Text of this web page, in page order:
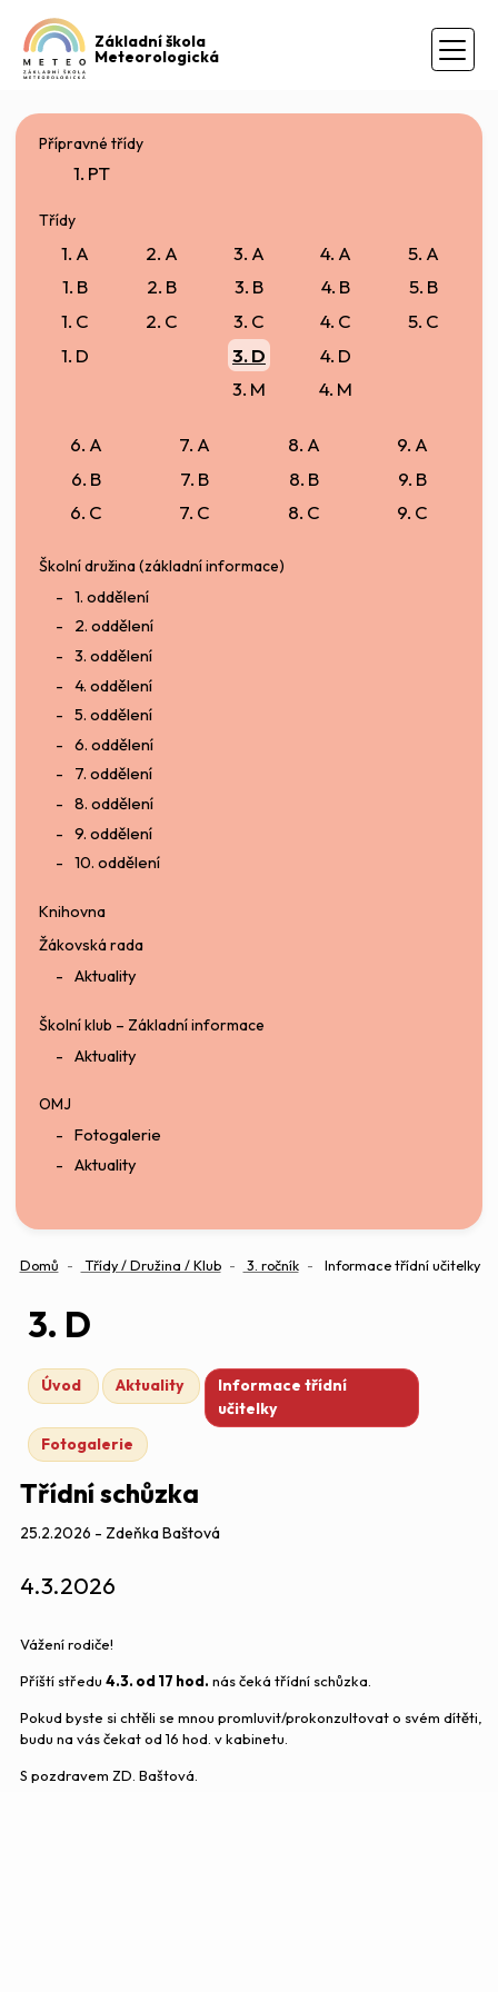
Základní škola
Meteorologická
Přípravné třídy
1. PT
Třídy
1. A
1. B
1. C
1. D
2. A
2. B
2. C
3. A
3. B
3. C
3. D
3. M
4. A
4. B
4. C
4. D
4. M
5. A
5. B
5. C
6. A
6. B
6. C
7. A
7. B
7. C
8. A
8. B
8. C
9. A
9. B
9. C
Školní družina (základní informace)
1. oddělení
2. oddělení
3. oddělení
4. oddělení
5. oddělení
6. oddělení
7. oddělení
8. oddělení
9. oddělení
10. oddělení
Knihovna
Žákovská rada
Aktuality
Školní klub – Základní informace
Aktuality
OMJ
Fotogalerie
Aktuality
Domů Třídy / Družina / Klub 3. ročník Informace třídní učitelky
3. D
Úvod Aktuality
Informace třídní
učitelky
Fotogalerie
Třídní schůzka
25.2.2026 - Zdeňka Baštová
4.3.2026
Vážení rodiče!
Příští středu 4.3. od 17 hod. nás čeká třídní schůzka.
Pokud byste si chtěli se mnou promluvit/prokonzultovat o svém dítěti,
budu na vás čekat od 16 hod. v kabinetu.
S pozdravem ZD. Baštová.